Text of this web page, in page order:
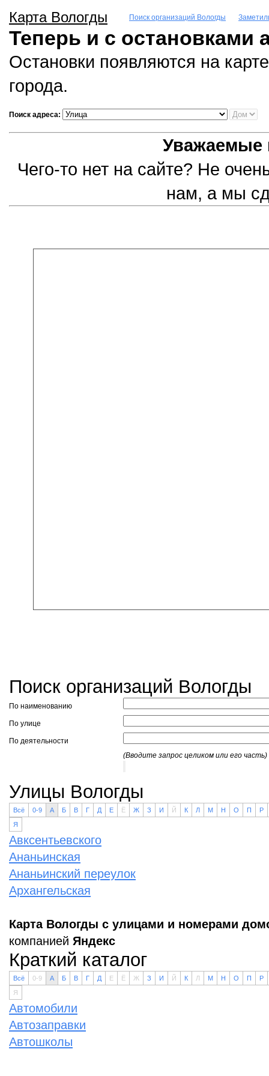
Карта Вологды Поиск организаций Вологды
Теперь и с остановками
Остановки появляются на
города.
Поиск адреса:
Уважаемые
Чего-то нет на сайте? Не
нам, а мы
Поиск организаций Вологды
По наименованию
По улице
По деятельности
(Вводите запрос целиком или его часть)
Улицы Вологды
Всё 0-9 А Б В Г Д Е Ё Ж З И Й К Л М Н О П
Р
Я
Авксентьевского
Ананьинская
Ананьинский переулок
Архангельская
Карта Вологды с улицами и номерами
компанией Яндекс
Краткий каталог
Всё 0-9 А Б В Г Д Е Ё Ж З И Й К Л М Н О П
Р
Я
Автомобили
Автозаправки
Автошколы